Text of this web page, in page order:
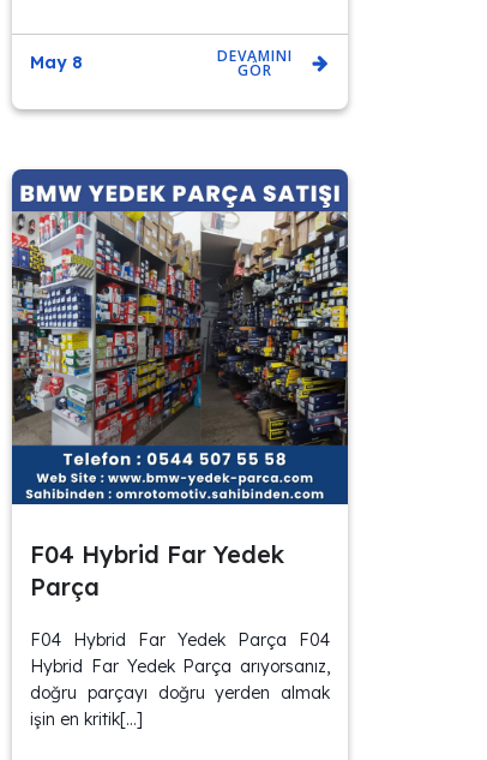
May 8 DEVAMINI
GÖR
F04 Hybrid Far Yedek
Parça
F04 Hybrid Far Yedek Parça F04
Hybrid Far Yedek Parça arıyorsanız,
doğru parçayı doğru yerden almak
işin en kritik[…]